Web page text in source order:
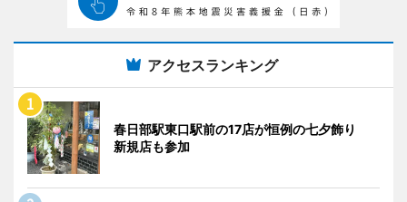
アクセスランキング
春日部駅東口駅前の17店が恒例の七夕飾り
新規店も参加